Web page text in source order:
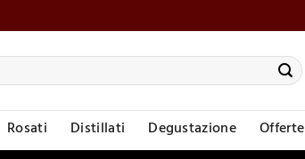
Rosati Distillati Degustazione Offerte